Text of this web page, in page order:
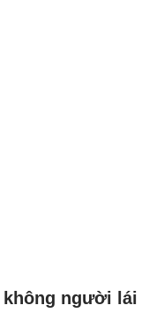
không người lái